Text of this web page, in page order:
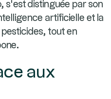
distinguée par son
artificielle et la
tout en
aux